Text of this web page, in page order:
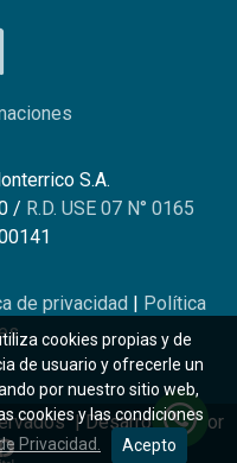
S.A.
/ R.D. USE 07 N° 0165
de privacidad | Política
| Desarrollado por
cookies propias y de
de usuario y ofrecerle un
por nuestro sitio web,
cookies y las condiciones
Privacidad. Acepto